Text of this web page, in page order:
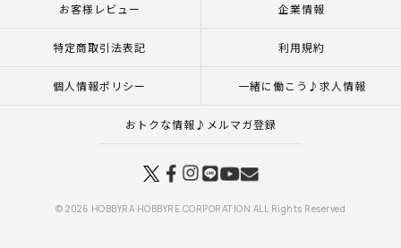
お客様レビュー 企業情報
特定商取引法表記 利用規約
個人情報ポリシー 一緒に働こう♪求人情報
おトクな情報♪メルマガ登録
© 2026 HOBBYRA HOBBYRE CORPORATION ALL Rights Reserved